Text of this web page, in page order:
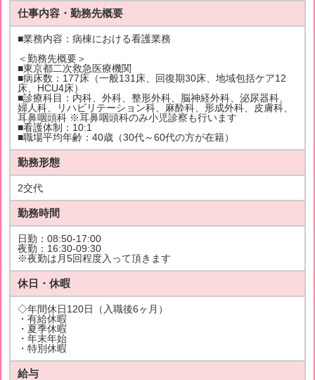
仕事内容・勤務先概要
■業務内容：病棟における看護業務
＜勤務先概要＞
■東京都二次救急医療機関
■病床数：177床（一般131床、回復期30床、地域包括ケア12
床、HCU4床）
■診療科目：内科、外科、整形外科、脳神経外科、泌尿器科、
婦人科、リハビリテーション科、麻酔科、形成外科、皮膚科、
耳鼻咽頭科 ※耳鼻咽頭科のみ小児診察も行います
■看護体制：10:1
■職場平均年齢：40歳（30代～60代の方が在籍）
勤務形態
2交代
勤務時間
日勤：08:50-17:00
夜勤：16:30-09:30
※夜勤は月5回程度入って頂きます
休日・休暇
◇年間休日120日（入職後6ヶ月）
・有給休暇
・夏季休暇
・年末年始
・特別休暇
給与